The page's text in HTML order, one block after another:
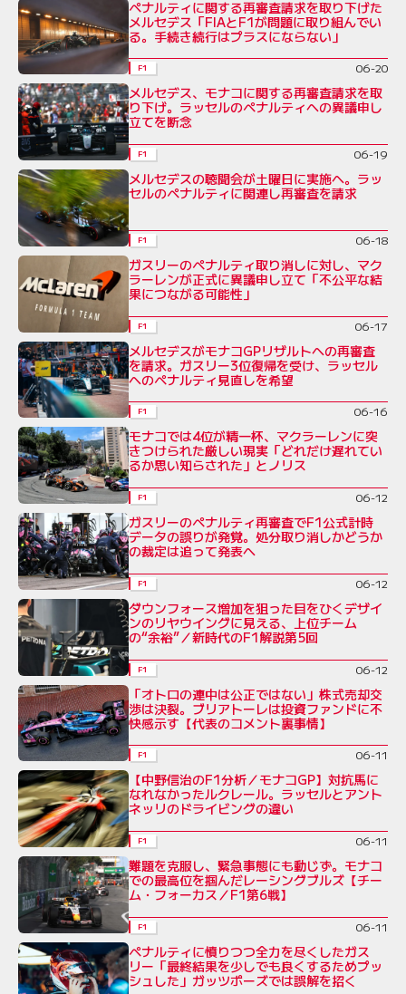
ペナルティに関する再審査請求を取り下げた
メルセデス「FIAとF1が問題に取り組んでい
る。手続き続行はプラスにならない」
F1 06-20
メルセデス、モナコに関する再審査請求を取
り下げ。ラッセルのペナルティへの異議申し
立てを断念
F1 06-19
メルセデスの聴聞会が土曜日に実施へ。ラッ
セルのペナルティに関連し再審査を請求
F1 06-18
ガスリーのペナルティ取り消しに対し、マク
ラーレンが正式に異議申し立て「不公平な結
果につながる可能性」
F1 06-17
メルセデスがモナコGPリザルトへの再審査
を請求。ガスリー3位復帰を受け、ラッセル
へのペナルティ見直しを希望
F1 06-16
モナコでは4位が精一杯、マクラーレンに突
きつけられた厳しい現実「どれだけ遅れてい
るか思い知らされた」とノリス
F1 06-12
ガスリーのペナルティ再審査でF1公式計時
データの誤りが発覚。処分取り消しかどうか
の裁定は追って発表へ
F1 06-12
ダウンフォース増加を狙った目をひくデザイ
ンのリヤウイングに見える、上位チーム
の“余裕”／新時代のF1解説第5回
F1 06-12
「オトロの連中は公正ではない」株式売却交
渉は決裂。ブリアトーレは投資ファンドに不
快感示す【代表のコメント裏事情】
F1 06-11
【中野信治のF1分析／モナコGP】対抗馬に
なれなかったルクレール。ラッセルとアント
ネッリのドライビングの違い
F1 06-11
難題を克服し、緊急事態にも動じず。モナコ
での最高位を掴んだレーシングブルズ【チー
ム・フォーカス／F1第6戦】
F1 06-11
ペナルティに憤りつつ全力を尽くしたガス
リー「最終結果を少しでも良くするためプッ
シュした」ガッツポーズでは誤解を招く